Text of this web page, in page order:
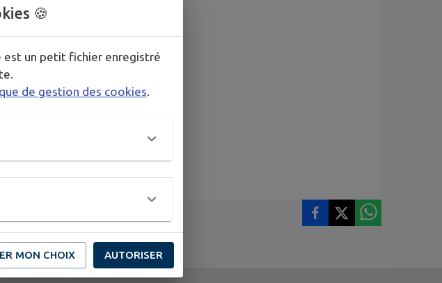
🍪
est un petit fichier enregistré
de gestion des cookies
MON CHOIX AUTORISER